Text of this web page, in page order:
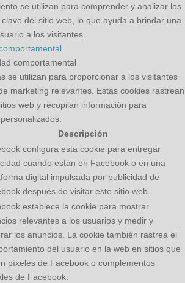
se utilizan para comprender y analizar los
del sitio web, lo que ayuda a brindar una
a los visitantes.
comportamental
se utilizan para proporcionar a los visitantes
marketing relevantes. Estas cookies rastrean
web y recopilan información para
Descripción
configura esta cookie para entregar
cuando están en Facebook o en una
digital impulsada por publicidad de
después de visitar este sitio web.
establece la cookie para mostrar
relevantes a los usuarios y medir y
los anuncios. La cookie también rastrea el
del usuario en la web en sitios que
píxeles de Facebook o complementos
de Facebook.